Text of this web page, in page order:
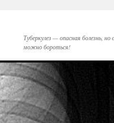
Туберкулез — опасная болезнь, но
можно бороться!